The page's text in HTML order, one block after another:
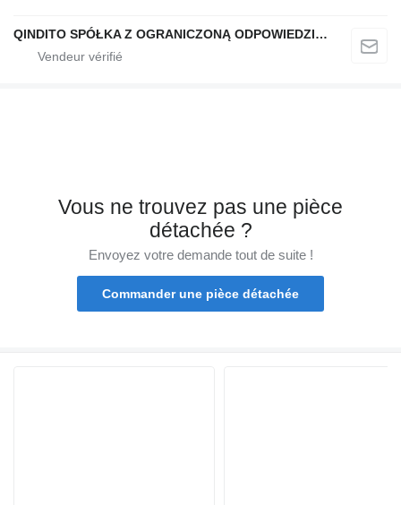
QINDITO SPÓŁKA Z OGRANICZONĄ ODPOWIEDZIALNOŚCIĄ
Vous ne trouvez pas une pièce
détachée ?
Envoyez votre demande tout de suite !
Commander une pièce détachée